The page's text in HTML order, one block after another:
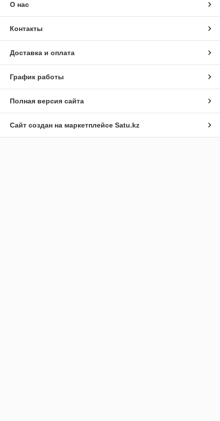
О нас
Контакты
Доставка и оплата
График работы
Полная версия сайта
Сайт создан на маркетплейсе Satu.kz